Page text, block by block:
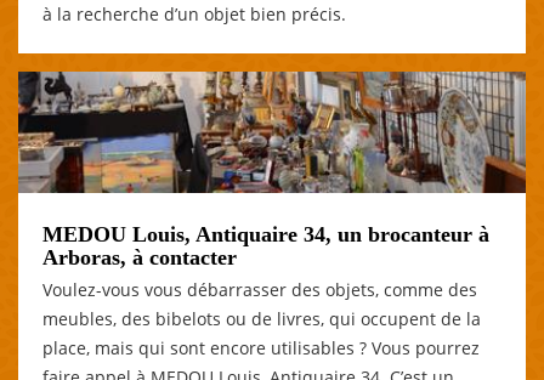
à la recherche d’un objet bien précis.
MEDOU Louis, Antiquaire 34, un brocanteur à
Arboras, à contacter
Voulez-vous vous débarrasser des objets, comme des
meubles, des bibelots ou de livres, qui occupent de la
place, mais qui sont encore utilisables ? Vous pourrez